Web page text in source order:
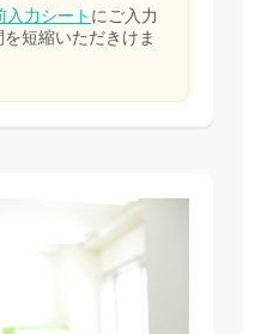
入力シート にご入力
短縮いただきけま